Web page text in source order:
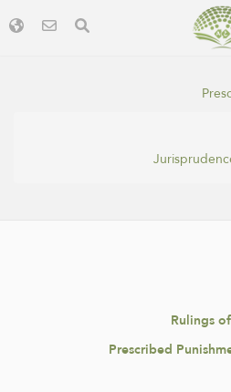
Rulings
Prescribed